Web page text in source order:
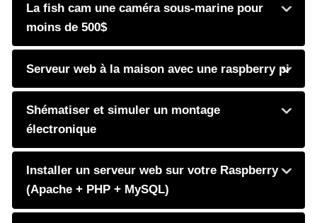
La fish cam une caméra sous-marine pour
moins de 500$
Serveur web à la maison avec une raspberry pi
Shématiser et simuler un montage
électronique
Installer un serveur web sur votre Raspberry
(Apache + PHP + MySQL)